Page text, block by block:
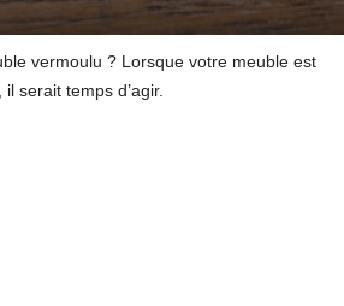
vermoulu ? Lorsque votre meuble est
serait temps d’agir.